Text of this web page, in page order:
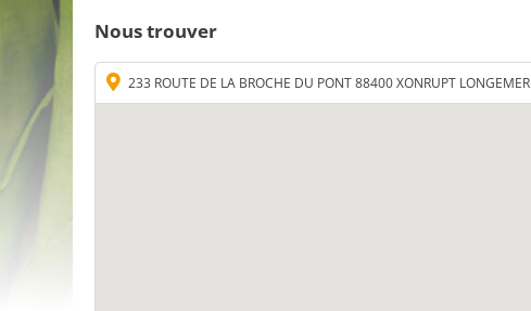
Nous trouver
233 ROUTE DE LA BROCHE DU PONT 88400 XONRUPT LONGEMER